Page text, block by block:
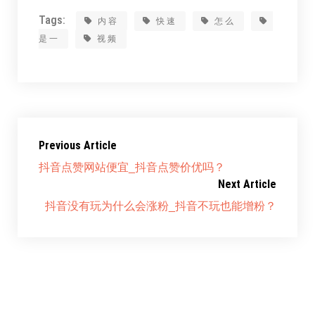
Tags: 内容 快速
怎么
是一
视频
Previous Article
抖音点赞网站便宜_抖音点赞价优吗？
Next Article
抖音没有玩为什么会涨粉_抖音不玩也能增粉？